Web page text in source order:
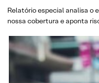
Relatório especial analisa o
nossa cobertura e aponta